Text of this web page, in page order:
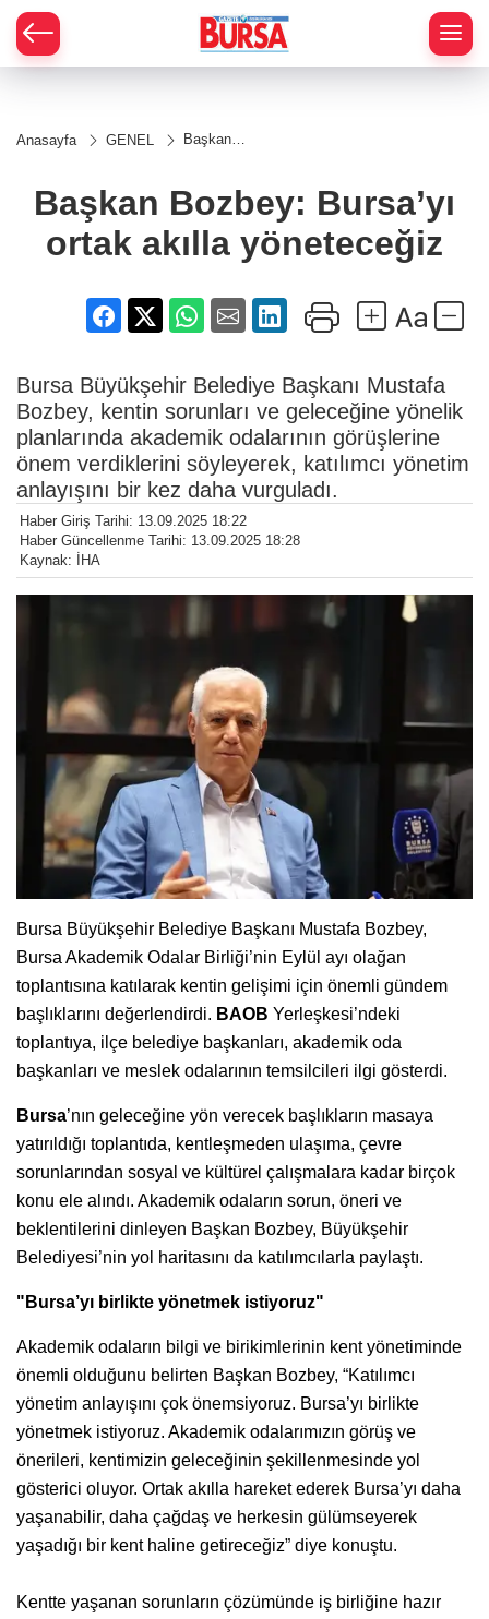
Anasayfa GENEL
Başkan
ortak akılla
yöneteceğiz
Başkan Bozbey: Bursa’yı
ortak akılla yöneteceğiz
Bursa Büyükşehir Belediye Başkanı Mustafa
Bozbey, kentin sorunları ve geleceğine yönelik
planlarında akademik odalarının görüşlerine
önem verdiklerini söyleyerek, katılımcı yönetim
anlayışını bir kez daha vurguladı.
Haber Giriş Tarihi: 13.09.2025 18:22
Haber Güncellenme Tarihi: 13.09.2025 18:28
Kaynak: İHA
Bursa Büyükşehir Belediye Başkanı Mustafa Bozbey,
Bursa Akademik Odalar Birliği’nin Eylül ayı olağan
toplantısına katılarak kentin gelişimi için önemli gündem
başlıklarını değerlendirdi. BAOB Yerleşkesi’ndeki
toplantıya, ilçe belediye başkanları, akademik oda
başkanları ve meslek odalarının temsilcileri ilgi gösterdi.
Bursa’nın geleceğine yön verecek başlıkların masaya
yatırıldığı toplantıda, kentleşmeden ulaşıma, çevre
sorunlarından sosyal ve kültürel çalışmalara kadar birçok
konu ele alındı. Akademik odaların sorun, öneri ve
beklentilerini dinleyen Başkan Bozbey, Büyükşehir
Belediyesi’nin yol haritasını da katılımcılarla paylaştı.
"Bursa’yı birlikte yönetmek istiyoruz"
Akademik odaların bilgi ve birikimlerinin kent yönetiminde
önemli olduğunu belirten Başkan Bozbey, “Katılımcı
yönetim anlayışını çok önemsiyoruz. Bursa’yı birlikte
yönetmek istiyoruz. Akademik odalarımızın görüş ve
önerileri, kentimizin geleceğinin şekillenmesinde yol
gösterici oluyor. Ortak akılla hareket ederek Bursa’yı daha
yaşanabilir, daha çağdaş ve herkesin gülümseyerek
yaşadığı bir kent haline getireceğiz” diye konuştu.
Kentte yaşanan sorunların çözümünde iş birliğine hazır